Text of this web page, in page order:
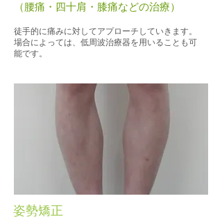
​（腰痛・四十肩・膝痛などの治療）
徒手的に痛みに対してアプローチしていきます。
​場合によっては、低周波治療器を用いることも可
能です。
姿勢矯正